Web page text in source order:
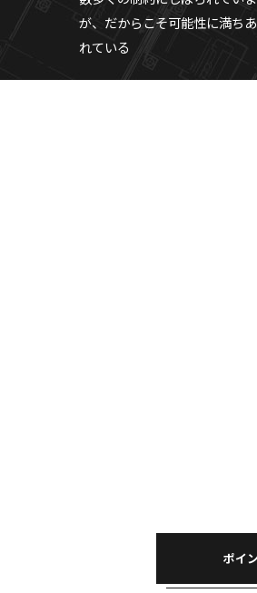
が、だからこそ可能性に満ち
れている
ポイ